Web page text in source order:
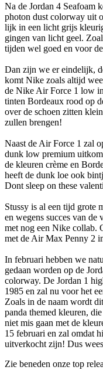
Na de Jordan 4 Seafoam
photon dust colorway uit
lijk in een licht grijs
gingen van licht geel.
tijden wel goed en voor
Dan zijn we er eindelijk,
komt Nike zoals altijd
de Nike Air Force 1 low
tinten Bordeaux rood op
over de schoen zitten
zullen brengen!
Naast de Air Force 1 zal
dunk low premium
de kleuren crème en
heeft de dunk loe ook
Dont sleep on these
Stussy is al een tijd grote
en wegens succes van de
met nog een Nike collab.
met de Air Max Penny 2
In februari hebben we
gedaan worden op de
colorway. De Jordan 1
1985 en zal nu voor het
Zoals in de naam wordt
panda themed kleuren,
niet mis gaan met de
15 februari en zal omdat
uitverkocht zijn! Dus
Zie beneden onze top